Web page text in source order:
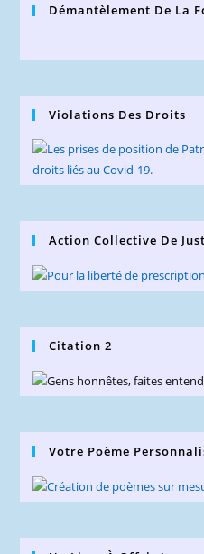
Démantèlement De La
Violations Des Droits
Action Collective De
Citation 2
Votre Poème